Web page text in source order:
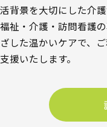
活背景を大切にした介
福祉・介護・訪問看護
ざした温かいケアで、
支援いたします。